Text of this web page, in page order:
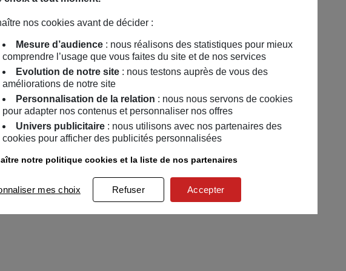
nos cookies avant de décider :
Mesure d’audience : nous réalisons des statistiques pour mieux
comprendre l’usage que vous faites du site et de nos services
Evolution de notre site : nous testons auprès de vous des
améliorations de notre site
Personnalisation de la relation : nous nous servons de cookies
pour adapter nos contenus et personnaliser nos offres
Univers publicitaire : nous utilisons avec nos partenaires des
cookies pour afficher des publicités personnalisées
notre politique cookies et la liste de nos partenaires
mes choix Refuser Accepter